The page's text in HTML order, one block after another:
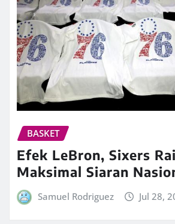
BASKET
Efek LeBron, Sixers
Maksimal Siaran
Samuel Rodriguez Jul 28,